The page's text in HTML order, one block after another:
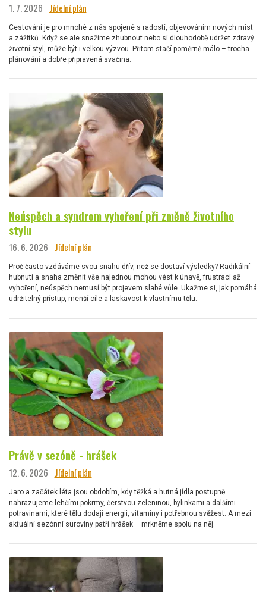
1. 7. 2026 Jídelní plán
Cestování je pro mnohé z nás spojené s radostí, objevováním nových míst
a zážitků. Když se ale snažíme zhubnout nebo si dlouhodobě udržet zdravý
životní styl, může být i velkou výzvou. Přitom stačí poměrně málo – trocha
plánování a dobře připravená svačina.
Neúspěch a syndrom vyhoření při změně životního
stylu
16. 6. 2026 Jídelní plán
Proč často vzdáváme svou snahu dřív, než se dostaví výsledky? Radikální
hubnutí a snaha změnit vše najednou mohou vést k únavě, frustraci až
vyhoření, neúspěch nemusí být projevem slabé vůle. Ukažme si, jak pomáhá
udržitelný přístup, menší cíle a laskavost k vlastnímu tělu.
Právě v sezóně - hrášek
12. 6. 2026 Jídelní plán
Jaro a začátek léta jsou obdobím, kdy těžká a hutná jídla postupně
nahrazujeme lehčími pokrmy, čerstvou zeleninou, bylinkami a dalšími
potravinami, které tělu dodají energii, vitamíny i potřebnou svěžest. A mezi
aktuální sezónní suroviny patří hrášek – mrkněme spolu na něj.